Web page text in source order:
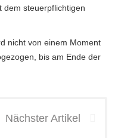
dem steuerpflichtigen
nicht von einem Moment
bis am Ende der
Nächster Artikel